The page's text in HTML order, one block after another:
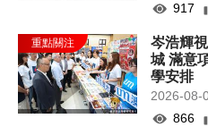
917
岑浩輝
城 滿意
學安排
2026-08-
866